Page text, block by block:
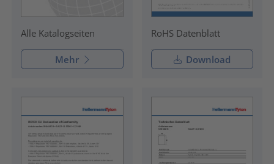
Alle Katalogseiten
Mehr
RoHS Datenblatt
Download